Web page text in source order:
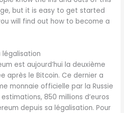
but it is easy to get started
will find out how to become a
légalisation
est aujourd’hui la deuxième
après le Bitcoin. Ce dernier a
monnaie officielle par la Russie
850 millions d’euros
depuis sa légalisation. Pour